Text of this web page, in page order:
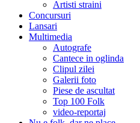
Artisti straini
Concursuri
Lansari
Multimedia
Autografe
Cantece in oglinda
Clipul zilei
Galerii foto
Piese de ascultat
Top 100 Folk
video-reportaj